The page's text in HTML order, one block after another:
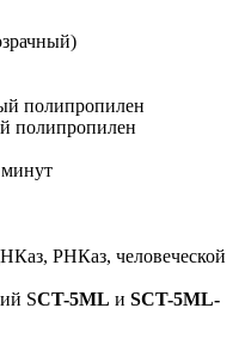
полипропилен
полипропилен
РНКаз, человеческой
SCT-5ML и SCT-5ML-